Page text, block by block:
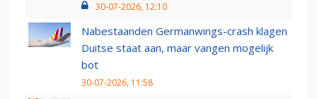
30-07-2026, 12:10
Nabestaanden Germanwings-crash klagen
Duitse staat aan, maar vangen mogelijk
bot
30-07-2026, 11:58